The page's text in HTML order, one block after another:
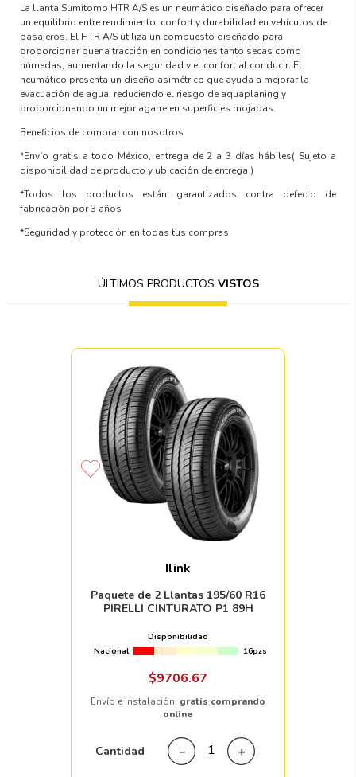
La llanta Sumitomo HTR A/S es un neumático diseñado para ofrecer
un equilibrio entre rendimiento, confort y durabilidad en vehículos de
pasajeros. El HTR A/S utiliza un compuesto diseñado para
proporcionar buena tracción en condiciones tanto secas como
húmedas, aumentando la seguridad y el confort al conducir. El
neumático presenta un diseño asimétrico que ayuda a mejorar la
evacuación de agua, reduciendo el riesgo de aquaplaning y
proporcionando un mejor agarre en superficies mojadas.
Beneficios de comprar con nosotros
*Envío gratis a todo México, entrega de 2 a 3 días hábiles( Sujeto a
disponibilidad de producto y ubicación de entrega )
*Todos los productos están garantizados contra defecto de
fabricación por 3 años
*Seguridad y protección en todas tus compras
ÚLTIMOS PRODUCTOS VISTOS
Ilink
Paquete de 2 Llantas 195/60 R16
PIRELLI CINTURATO P1 89H
Disponibilidad
Nacional
16pzs
$9706.67
Envío e instalación, gratis comprando
online
Cantidad ＋
－